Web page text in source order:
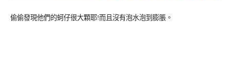
偷偷發現他們的蚵仔很大顆耶!而且沒有泡水泡到膨脹。